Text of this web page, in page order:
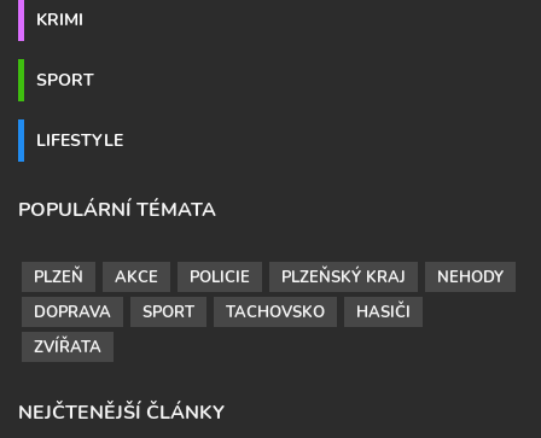
KRIMI
SPORT
LIFESTYLE
POPULÁRNÍ TÉMATA
PLZEŇ AKCE POLICIE PLZEŇSKÝ KRAJ
NEHODY
DOPRAVA
SPORT TACHOVSKO
HASIČI
ZVÍŘATA
NEJČTENĚJŠÍ ČLÁNKY